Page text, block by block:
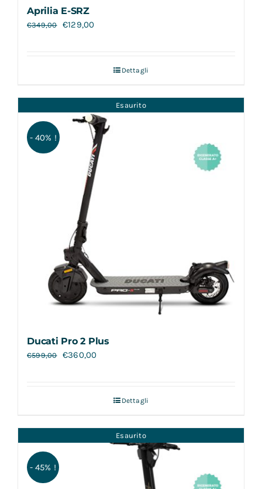
Aprilia E-SRZ
€349,00 €129,00
Dettagli
Esaurito
- 40% !
Ducati Pro 2 Plus
€599,00 €360,00
Dettagli
Esaurito
- 45% !